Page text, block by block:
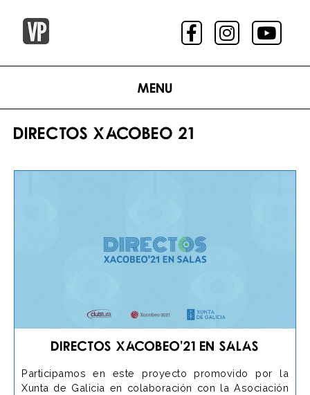
Menu
DIRECTOS XACOBEO 21
Directos Xacobeo’21 en Salas
Participamos en este proyecto promovido por la
Xunta de Galicia en colaboración con la Asociación